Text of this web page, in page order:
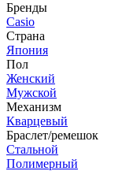
Бренды
Casio
Страна
Япония
Пол
Женский
Мужской
Механизм
Кварцевый
Браслет/ремешок
Стальной
Полимерный